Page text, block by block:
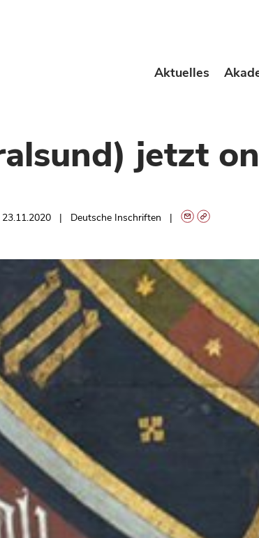
Aktuelles
jetzt
23.11.2020 Deutsche Inschriften